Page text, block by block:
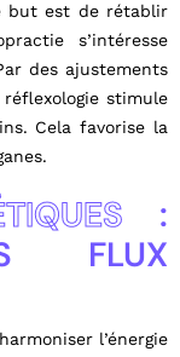
but est de rétablir
s’intéresse
des ajustements
stimule
Cela favorise la
:
FLUX
l’énergie